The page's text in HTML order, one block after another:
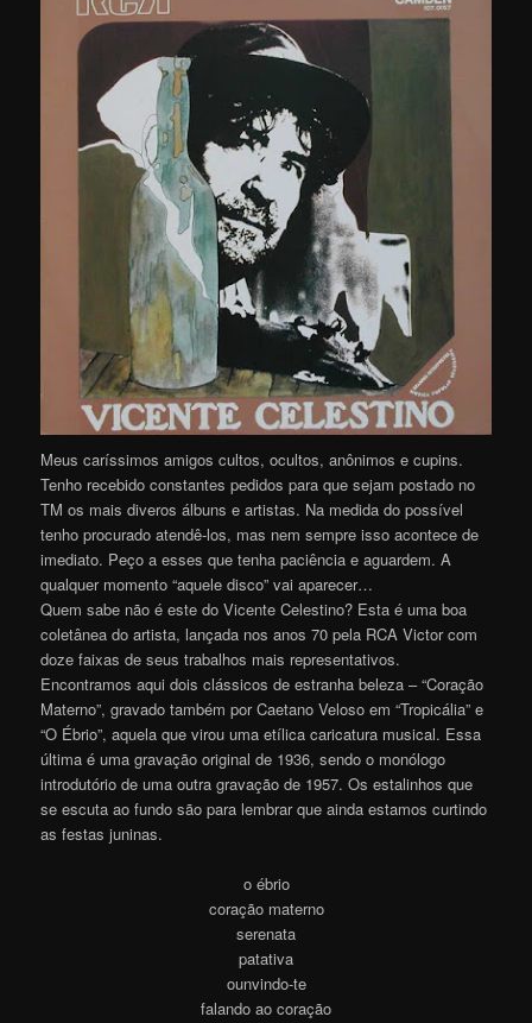
Meus caríssimos amigos cultos, ocultos, anônimos e cupins.
Tenho recebido constantes pedidos para que sejam postado no
TM os mais diveros álbuns e artistas. Na medida do possível
tenho procurado atendê-los, mas nem sempre isso acontece de
imediato. Peço a esses que tenha paciência e aguardem. A
qualquer momento “aquele disco” vai aparecer…
Quem sabe não é este do Vicente Celestino? Esta é uma boa
coletânea do artista, lançada nos anos 70 pela RCA Victor com
doze faixas de seus trabalhos mais representativos.
Encontramos aqui dois clássicos de estranha beleza – “Coração
Materno”, gravado também por Caetano Veloso em “Tropicália” e
“O Ébrio”, aquela que virou uma etílica caricatura musical. Essa
última é uma gravação original de 1936, sendo o monólogo
introdutório de uma outra gravação de 1957. Os estalinhos que
se escuta ao fundo são para lembrar que ainda estamos curtindo
as festas juninas.
o ébrio
coração materno
serenata
patativa
ounvindo-te
falando ao coração